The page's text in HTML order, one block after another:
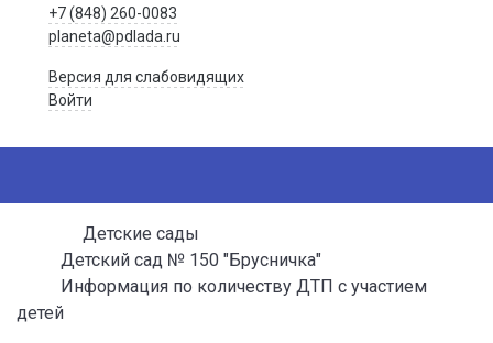
+7 (848) 260-0083
planeta@pdlada.ru
Версия для слабовидящих
Войти
Детские сады
Детский сад № 150 "Брусничка"
Информация по количеству ДТП с участием
детей